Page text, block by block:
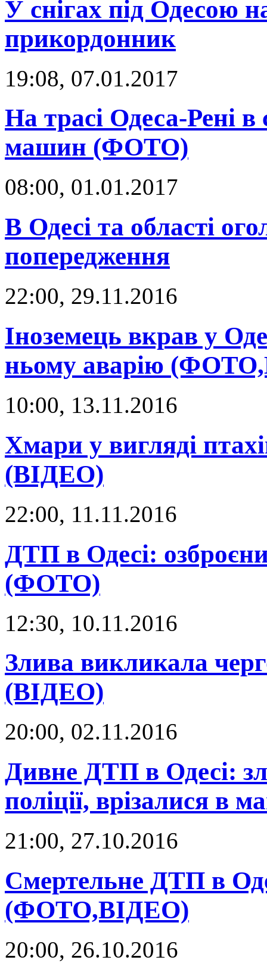
У снігах під Одесою
прикордонник
19:08, 07.01.2017
На трасі Одеса-Рені в
машин (ФОТО)
08:00, 01.01.2017
В Одесі та області
попередження
22:00, 29.11.2016
Іноземець вкрав у
ньому аварію
10:00, 13.11.2016
Хмари у вигляді
(ВІДЕО)
22:00, 11.11.2016
ДТП в Одесі:
(ФОТО)
12:30, 10.11.2016
Злива викликала
(ВІДЕО)
20:00, 02.11.2016
Дивне ДТП в Одесі:
поліції, врізалися в
21:00, 27.10.2016
Смертельне ДТП в
(ФОТО,ВІДЕО)
20:00, 26.10.2016